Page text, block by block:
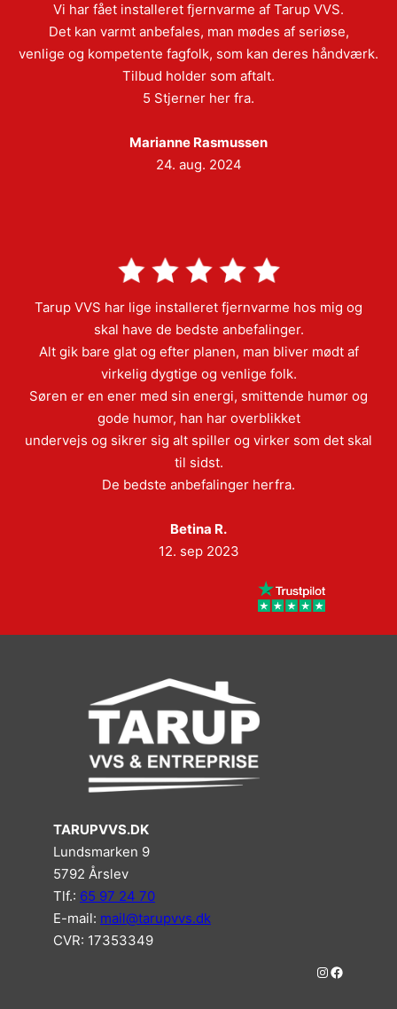
Vi har fået installeret fjernvarme af Tarup VVS.
Det kan varmt anbefales, man mødes af seriøse,
venlige og kompetente fagfolk, som kan deres håndværk.
Tilbud holder som aftalt.
5 Stjerner her fra.
Marianne Rasmussen
24. aug. 2024
Tarup VVS har lige installeret fjernvarme hos mig og
skal have de bedste anbefalinger.
Alt gik bare glat og efter planen, man bliver mødt af
virkelig dygtige og venlige folk.
Søren er en ener med sin energi, smittende humør og
gode humor, han har overblikket
undervejs og sikrer sig alt spiller og virker som det skal
til sidst.
De bedste anbefalinger herfra.
Betina R.
12. sep 2023
TARUPVVS.DK
Lundsmarken 9
5792 Årslev
Tlf.: 65 97 24 70
E-mail: mail@tarupvvs.dk
CVR: 17353349
# #